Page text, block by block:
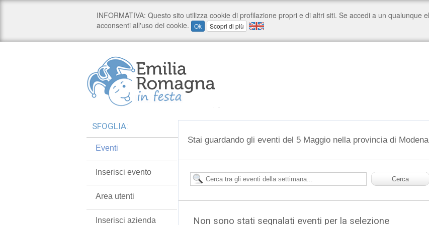
Stai guardando gli eventi del 5 Maggio nella provincia di Modena
Non sono stati segnalati eventi per la selezione
SFOGLIA:
Eventi
Inserisci evento
Area utenti
Inserisci azienda